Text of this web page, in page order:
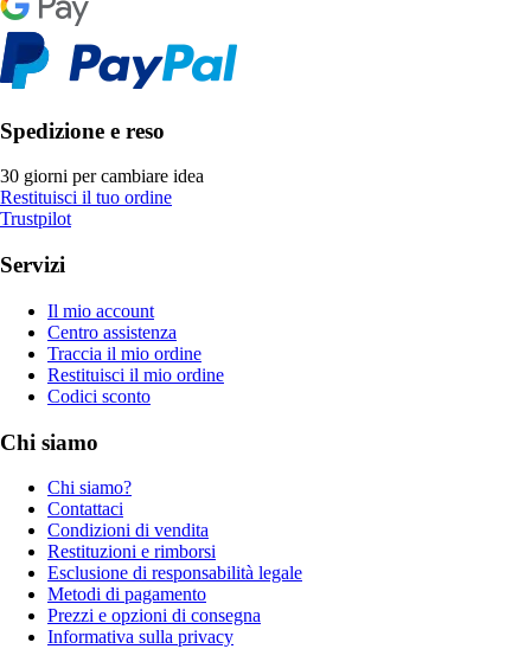
Spedizione e reso
30 giorni per cambiare idea
Restituisci il tuo ordine
Trustpilot
Servizi
Il mio account
Centro assistenza
Traccia il mio ordine
Restituisci il mio ordine
Codici sconto
Chi siamo
Chi siamo?
Contattaci
Condizioni di vendita
Restituzioni e rimborsi
Esclusione di responsabilità legale
Metodi di pagamento
Prezzi e opzioni di consegna
Informativa sulla privacy